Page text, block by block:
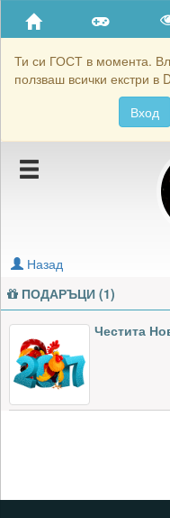
Ти си ГОСТ в момента.
ползваш всички екстри в
Вход
Приятели
Хронология на игри
Подаръците на
Картичките на FG_73L
Назад
ПОДАРЪЦИ (1)
Честита